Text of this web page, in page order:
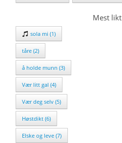
Mest likt
sola mi (1)
tåre (2)
å holde munn (3)
Vær litt gal (4)
Vær deg selv (5)
Høstdikt (6)
Elske og leve (7)